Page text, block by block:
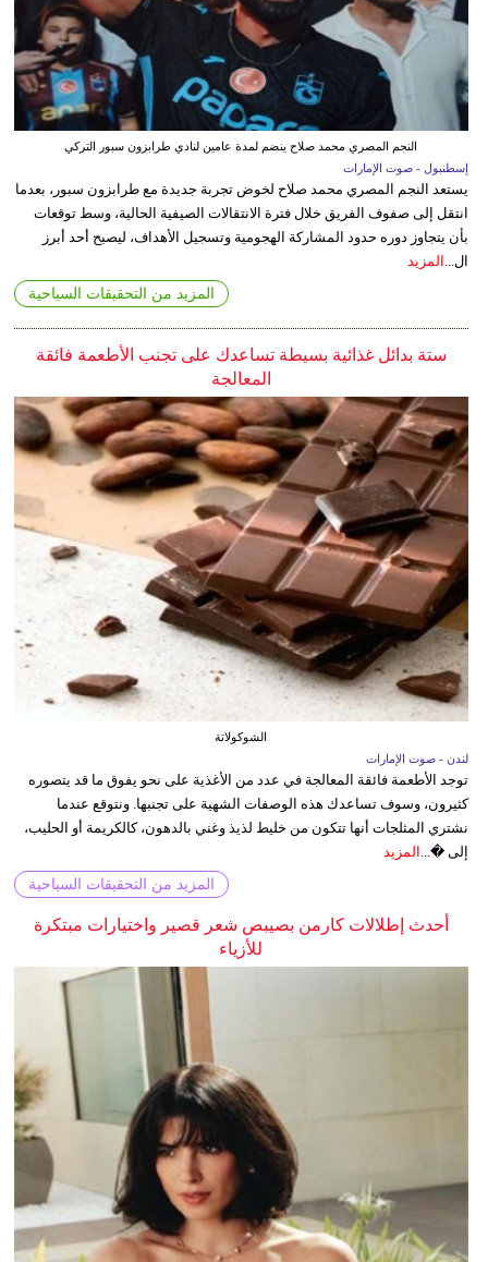
النجم المصري محمد صلاح ينضم لمدة عامين لنادي طرابزون سبور التركي
إسطنبول - صوت الإمارات
يستعد النجم المصري محمد صلاح لخوض تجربة جديدة مع طرابزون سبور، بعدما
انتقل إلى صفوف الفريق خلال فترة الانتقالات الصيفية الحالية، وسط توقعات
بأن يتجاوز دوره حدود المشاركة الهجومية وتسجيل الأهداف، ليصبح أحد أبرز
ال... المزيد
المزيد من التحقيقات السياحية
ستة بدائل غذائية بسيطة تساعدك على تجنب الأطعمة فائقة
المعالجة
الشوكولاتة
لندن - صوت الإمارات
توجد الأطعمة فائقة المعالجة في عدد من الأغذية على نحو يفوق ما قد يتصوره
كثيرون، وسوف تساعدك هذه الوصفات الشهية على تجنبها. ونتوقع عندما
نشتري المثلجات أنها تتكون من خليط لذيذ وغني بالدهون، كالكريمة أو الحليب،
إلى �... المزيد
المزيد من التحقيقات السياحية
أحدث إطلالات كارمن بصيبص شعر قصير واختيارات مبتكرة
للأزياء